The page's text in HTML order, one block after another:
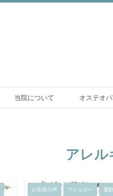
当院について オステオ
アレル
お客様の声 アレルギー 運